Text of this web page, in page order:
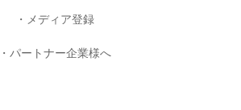
メディア登録
パートナー企業様へ